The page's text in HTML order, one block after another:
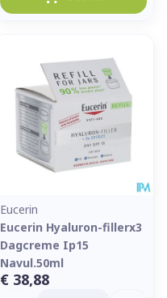
Eucerin
Eucerin Hyaluron-fillerx3
Dagcreme Ip15
Navul.50ml
€ 38,88